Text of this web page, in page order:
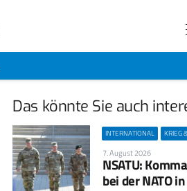
Das könnte Sie auch
INTERNATIONAL KRIEG
7. August 2026
NSATU:
bei der NATO